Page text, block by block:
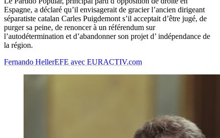
Espagne, a déclaré qu’il envisagerait de gracier l’ancien dirigeant
séparatiste catalan Carles Puigdemont s’il acceptait d’être jugé, de
purger sa peine, de renoncer à un référendum sur
l’autodétermination et d’abandonner son projet d’ indépendance de
la région.
Fernando HellerEFE avec EURACTIV.com